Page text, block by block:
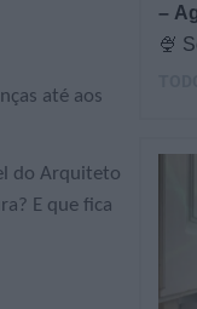
até aos
do Arquiteto
E que fica
–
🍨